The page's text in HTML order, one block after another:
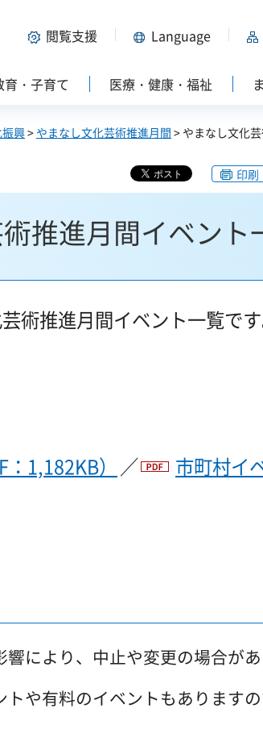
閲覧支援 Language
育・子育て 医療・健康・福祉
興> やまなし文化芸術推進月間 > やまなし文化
印刷
推進月間イベント
術推進月間イベント一覧で
1,182KB） ／ 市町村イ
により、中止や変更の場合があ
や有料のイベントもあります